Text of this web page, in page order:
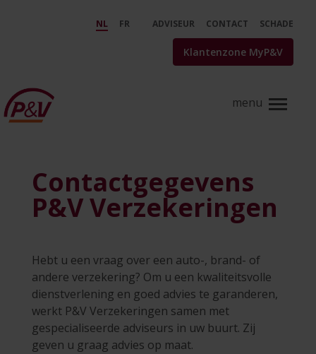
Contacteer P&amp;V
NL FR ADVISEUR CONTACT SCHADE
Klantenzone MyP&V
Contactgegevens
P&V Verzekeringen
Hebt u een vraag over een auto-, brand- of
andere verzekering? Om u een kwaliteitsvolle
dienstverlening en goed advies te garanderen,
werkt P&V Verzekeringen samen met
gespecialiseerde adviseurs in uw buurt. Zij
geven u graag advies op maat.